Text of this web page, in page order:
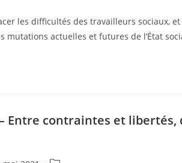
les difficultés des travailleurs sociaux,
mutations actuelles et futures de l’État
Entre contraintes et